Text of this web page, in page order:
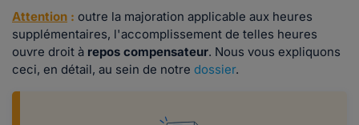
Attention : outre la majoration applicable aux heures
supplémentaires, l'accomplissement de telles heures
ouvre droit à repos compensateur. Nous vous expliquons
ceci, en détail, au sein de notre dossier.